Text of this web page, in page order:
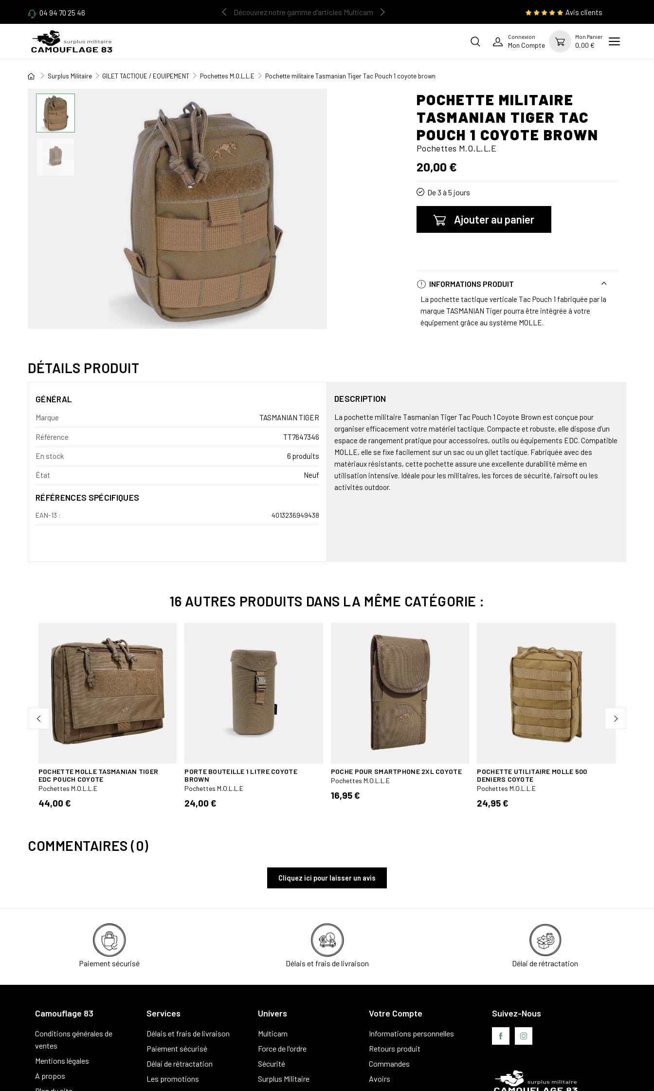
04 94 70 25 46 Découvrez notre gamme d'articles Multicam Avis clients
Connexion
Mon Compte
Mon Panier
0,00 €
Surplus Militaire GILET TACTIQUE / EQUIPEMENT Pochettes M.O.L.L.E Pochette militaire Tasmanian Tiger Tac Pouch 1 coyote brown
POCHETTE MILITAIRE
TASMANIAN TIGER TAC
POUCH 1 COYOTE BROWN
Pochettes M.O.L.L.E
20,00 €
De 3 à 5 jours
Ajouter au panier
INFORMATIONS PRODUIT
La pochette tactique verticale Tac Pouch 1 fabriquée par la
marque TASMANIAN Tiger pourra être intégrée à votre
équipement grâce au système MOLLE.
DÉTAILS PRODUIT
GÉNÉRAL
Marque TASMANIAN TIGER
Référence TT7647346
En stock 6 produits
État Neuf
RÉFÉRENCES SPÉCIFIQUES
EAN-13 : 4013236949438
DESCRIPTION
La pochette militaire Tasmanian Tiger Tac Pouch 1 Coyote Brown est conçue pour
organiser efficacement votre matériel tactique. Compacte et robuste, elle dispose d’un
espace de rangement pratique pour accessoires, outils ou équipements EDC. Compatible
MOLLE, elle se fixe facilement sur un sac ou un gilet tactique. Fabriquée avec des
matériaux résistants, cette pochette assure une excellente durabilité même en
utilisation intensive. Idéale pour les militaires, les forces de sécurité, l’airsoft ou les
activités outdoor.
16 AUTRES PRODUITS DANS LA MÊME CATÉGORIE :
POCHETTE MOLLE TASMANIAN TIGER
EDC POUCH COYOTE
Pochettes M.O.L.L.E
44,00 €
PORTE BOUTEILLE 1 LITRE COYOTE
BROWN
Pochettes M.O.L.L.E
24,00 €
POCHE POUR SMARTPHONE 2XL COYOTE
Pochettes M.O.L.L.E
16,95 €
POCHETTE UTILITAIRE MOLLE 500
DENIERS COYOTE
Pochettes M.O.L.L.E
24,95 €
COMMENTAIRES (0)
Cliquez ici pour laisser un avis
Paiement sécurisé Délais et frais de livraison Délai de rétractation
Camouflage 83
Conditions générales de
ventes
Mentions légales
A propos
Services
Délais et frais de livraison
Paiement sécurisé
Délai de rétractation
Les promotions
Univers
Multicam
Force de l'ordre
Sécurité
Surplus Militaire
Votre Compte
Informations personnelles
Retours produit
Commandes
Avoirs
Suivez-Nous